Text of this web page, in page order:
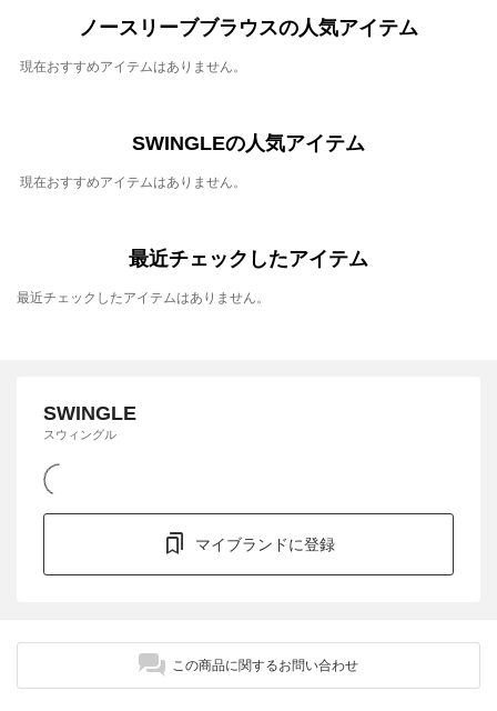
ノースリーブブラウスの人気アイテム
現在おすすめアイテムはありません。
SWINGLEの人気アイテム
現在おすすめアイテムはありません。
最近チェックしたアイテム
最近チェックしたアイテムはありません。
SWINGLE
スウィングル
マイブランドに登録
この商品に関するお問い合わせ